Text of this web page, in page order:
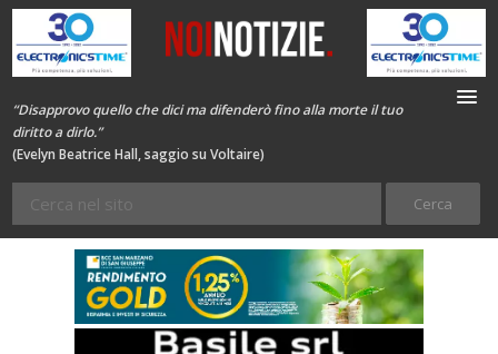
“Disapprovo quello che dici ma difenderò fino alla morte il tuo
diritto a dirlo.”
(Evelyn Beatrice Hall, saggio su Voltaire)